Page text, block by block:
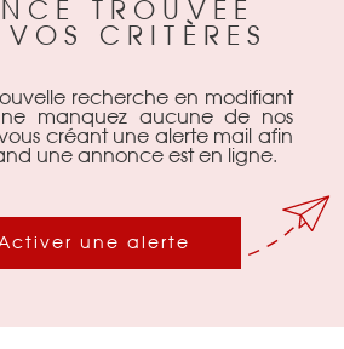
BIENS
NOTRE
TROUVÉE
CRITÈRES
recherche en modifiant
manquez aucune de nos
créant une alerte mail afin
une annonce est en ligne.
une alerte